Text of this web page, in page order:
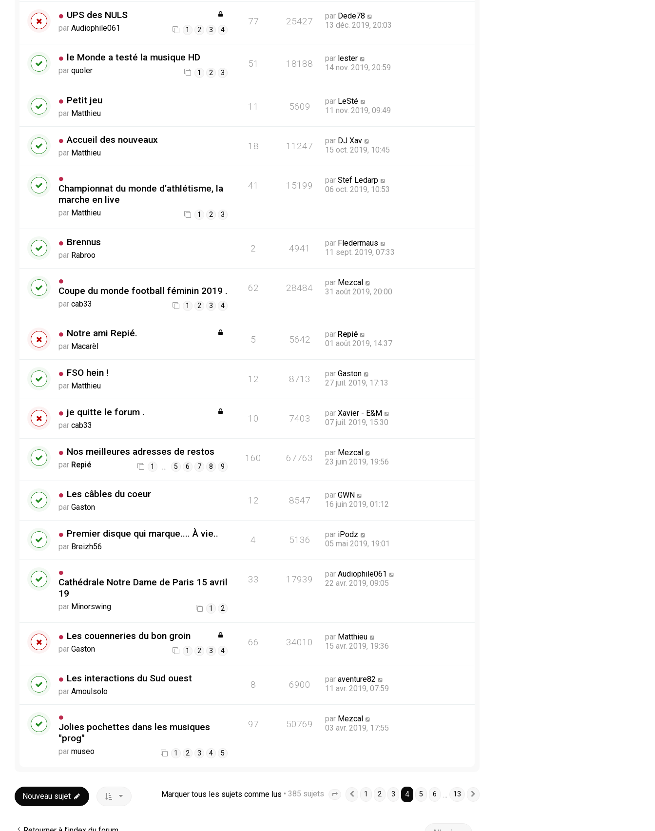
UPS des NULS
par Audiophile061 1 2 3 4
77 25427 par Dede78
13 déc. 2019, 20:03
le Monde a testé la musique HD
par quoler 1 2 3
51 18188 par lester
14 nov. 2019, 20:59
Petit jeu
par Matthieu
11 5609 par LeSté
11 nov. 2019, 09:49
Accueil des nouveaux
par Matthieu
18 11247 par DJ Xav
15 oct. 2019, 10:45
Championnat du monde d’athlétisme, la
marche en live
par Matthieu 1 2 3
41 15199 par Stef Ledarp
06 oct. 2019, 10:53
Brennus
par Rabroo
2 4941 par Fledermaus
11 sept. 2019, 07:33
Coupe du monde football féminin 2019 .
par cab33 1 2 3 4
62 28484 par Mezcal
31 août 2019, 20:00
Notre ami Repié.
par Macarèl
5 5642 par Repié
01 août 2019, 14:37
FSO hein !
par Matthieu
12 8713 par Gaston
27 juil. 2019, 17:13
je quitte le forum .
par cab33
10 7403 par Xavier - E&M
07 juil. 2019, 15:30
Nos meilleures adresses de restos
par Repié 1 … 5 6 7 8 9
160 67763 par Mezcal
23 juin 2019, 19:56
Les câbles du coeur
par Gaston
12 8547 par GWN
16 juin 2019, 01:12
Premier disque qui marque.... À vie..
par Breizh56
4 5136 par iPodz
05 mai 2019, 19:01
Cathédrale Notre Dame de Paris 15 avril
19
par Minorswing 1 2
33 17939 par Audiophile061
22 avr. 2019, 09:05
Les couenneries du bon groin
par Gaston 1 2 3 4
66 34010 par Matthieu
15 avr. 2019, 19:36
Les interactions du Sud ouest
par Amoulsolo
8 6900 par aventure82
11 avr. 2019, 07:59
Jolies pochettes dans les musiques
"prog"
par museo 1 2 3 4 5
97 50769 par Mezcal
03 avr. 2019, 17:55
Nouveau sujet Marquer tous les sujets comme lus • 385 sujets Page sur 13
Précédente
1 2 3 4 5 6 … 13